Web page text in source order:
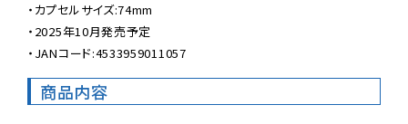
・カプセルサイズ:74mm
・2025年10月発売予定
・JANコード:4533959011057
商品内容